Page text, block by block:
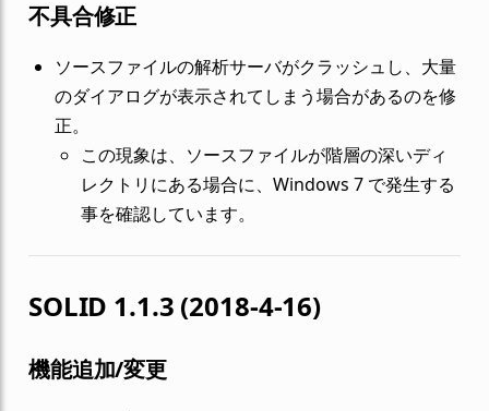
不具合修正
ソースファイルの解析サーバがクラッシュし、大量
のダイアログが表示されてしまう場合があるのを修
正。
この現象は、ソースファイルが階層の深いディ
レクトリにある場合に、Windows 7 で発生する
事を確認しています。
SOLID 1.1.3 (2018-4-16)
機能追加/変更